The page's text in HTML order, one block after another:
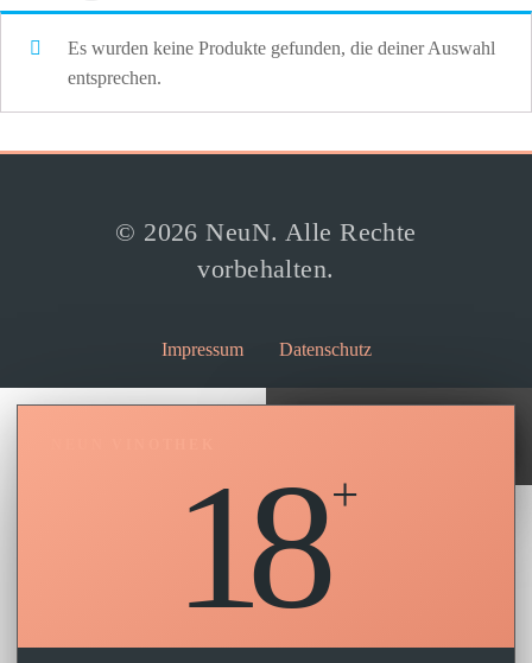
Es wurden keine Produkte gefunden, die deiner Auswahl
entsprechen.
© 2026 NeuN. Alle Rechte
vorbehalten.
Impressum Datenschutz
Wir verwenden Cookies, um dir die
bestmögliche Erfahrung auf unserer
Ablehnen Einstellungen
18